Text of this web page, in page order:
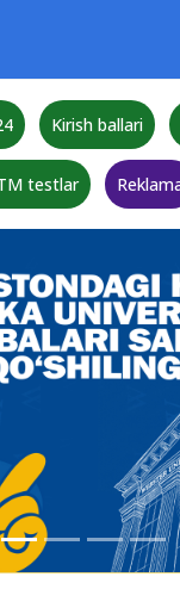
Kirish ballari
testlar